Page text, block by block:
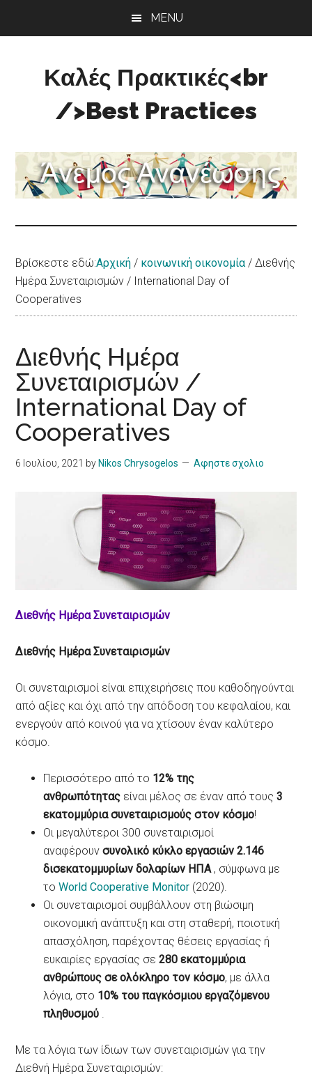
MENU
Καλές Πρακτικές<br
/>Best Practices
Ανανέωσης
Βρίσκεστε εδώ:Αρχική / κοινωνική οικονομία / Διεθνής
Ημέρα Συνεταιρισμών / International Day of
Cooperatives
Διεθνής Ημέρα
Συνεταιρισμών /
International Day of
Cooperatives
6 Ιουλίου, 2021 by Nikos Chrysogelos Αφηστε σχολιο
Διεθνής Ημέρα Συνεταιρισμών
Διεθνής Ημέρα Συνεταιρισμών
Οι συνεταιρισμοί είναι επιχειρήσεις που καθοδηγούνται
από αξίες και όχι από την απόδοση του κεφαλαίου, και
ενεργούν από κοινού για να χτίσουν έναν καλύτερο
κόσμο.
Περισσότερο από το 12% της
ανθρωπότητας είναι μέλος σε έναν από τους3
εκατομμύρια συνεταιρισμούς στον κόσμο!
Οι μεγαλύτεροι 300 συνεταιρισμοί
αναφέρουνσυνολικό κύκλο εργασιών 2.146
δισεκατομμυρίων δολαρίων ΗΠΑ, σύμφωνα με
τοWorld Cooperative Monitor (2020).
Οι συνεταιρισμοί συμβάλλουν στη βιώσιμη
οικονομική ανάπτυξη και στη σταθερή, ποιοτική
απασχόληση, παρέχοντας θέσεις εργασίας ή
ευκαιρίες εργασίας σε280 εκατομμύρια
ανθρώπους σε ολόκληρο τον κόσμο, με άλλα
λόγια, στο 10% του παγκόσμιου εργαζόμενου
πληθυσμού .
Με τα λόγια των ίδιων των συνεταιρισμών για την
Διεθνή Ημέρα Συνεταιρισμών: